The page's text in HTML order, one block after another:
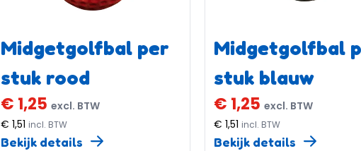
Midgetgolfbal per
stuk rood
€ 1,25 excl. BTW
€ 1,51 incl. BTW
Bekijk details
Midgetgolfbal
stuk blauw
€ 1,25 excl. BTW
€ 1,51 incl. BTW
Bekijk details